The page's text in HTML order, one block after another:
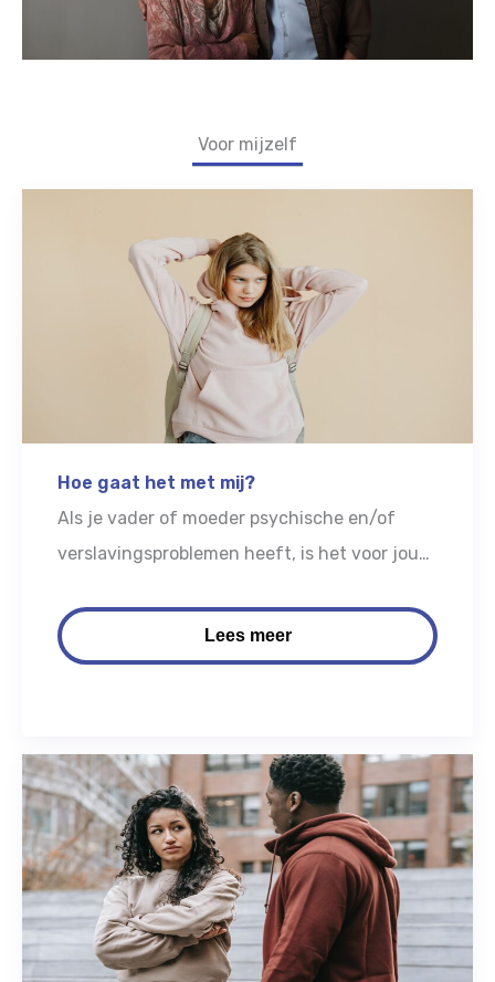
Voor mijzelf
Hoe gaat het met mij?
Als je vader of moeder psychische en/of
verslavingsproblemen heeft, is het voor jou
eigenlijk met jou?
Lees meer